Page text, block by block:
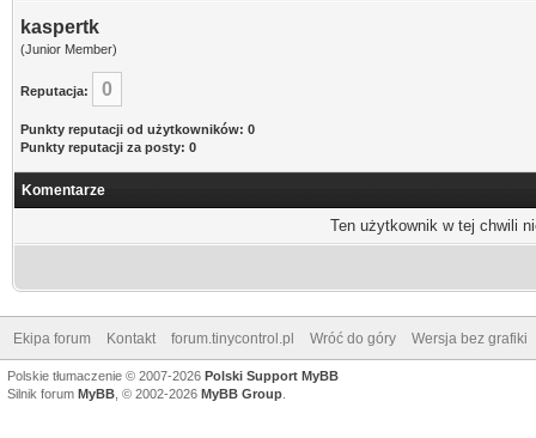
kaspertk
(Junior Member)
Reputacja: 0
Punkty reputacji od użytkowników: 0
Punkty reputacji za posty: 0
Komentarze
Ten użytkownik w tej chwili
Ekipa forum Kontakt forum.tinycontrol.pl Wróć do góry Wersja bez grafiki
Polskie tłumaczenie © 2007-2026 Polski Support MyBB
Silnik forum MyBB , © 2002-2026 MyBB Group